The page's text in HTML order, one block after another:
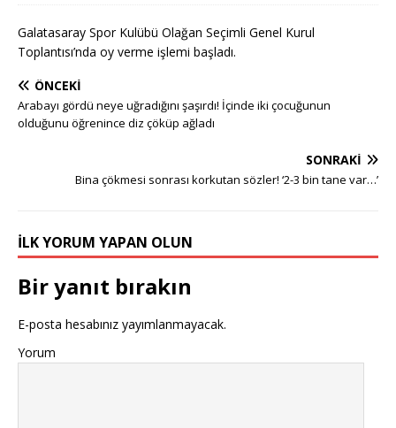
Galatasaray Spor Kulübü Olağan Seçimli Genel Kurul
Toplantısı’nda oy verme işlemi başladı.
ÖNCEKI
Arabayı gördü neye uğradığını şaşırdı! İçinde iki çocuğunun
olduğunu öğrenince diz çöküp ağladı
SONRAKI
Bina çökmesi sonrası korkutan sözler! ‘2-3 bin tane var…’
İLK YORUM YAPAN OLUN
Bir yanıt bırakın
E-posta hesabınız yayımlanmayacak.
Yorum